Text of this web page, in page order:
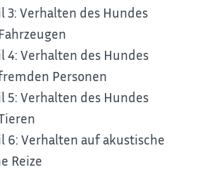
3: Verhalten des Hundes
4: Verhalten des Hundes
Personen
5: Verhalten des Hundes
6: Verhalten auf akustische
Reize